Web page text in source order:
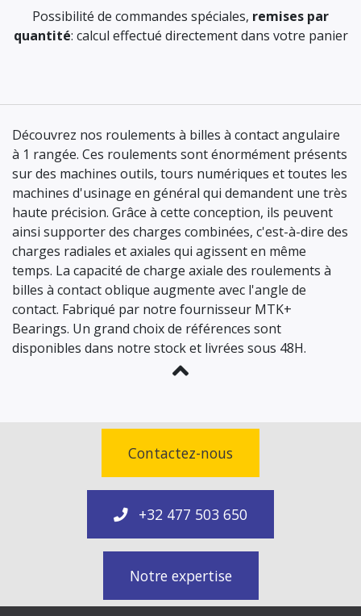
Possibilité de commandes spéciales, remises par
quantité: calcul effectué directement dans votre panier
Découvrez nos roulements à billes à contact angulaire
à 1 rangée. Ces roulements sont énormément présents
sur des machines outils, tours numériques et toutes les
machines d'usinage en général qui demandent une très
haute précision. Grâce à cette conception, ils peuvent
ainsi supporter des charges combinées, c'est-à-dire des
charges radiales et axiales qui agissent en même
temps. La capacité de charge axiale des roulements à
billes à contact oblique augmente avec l'angle de
contact. Fabriqué par notre fournisseur MTK+
Bearings. Un grand choix de références sont
disponibles dans notre stock et livrées sous 48H.
Contactez-nous
+32 477 503 650
Notre expertise